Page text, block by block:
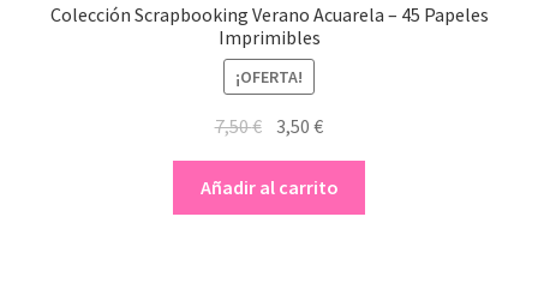
Colección Scrapbooking Verano Acuarela – 45 Papeles
Imprimibles
¡OFERTA!
7,50€ El
original
era:
3,50€El
actual
es:
Añadir al carrito